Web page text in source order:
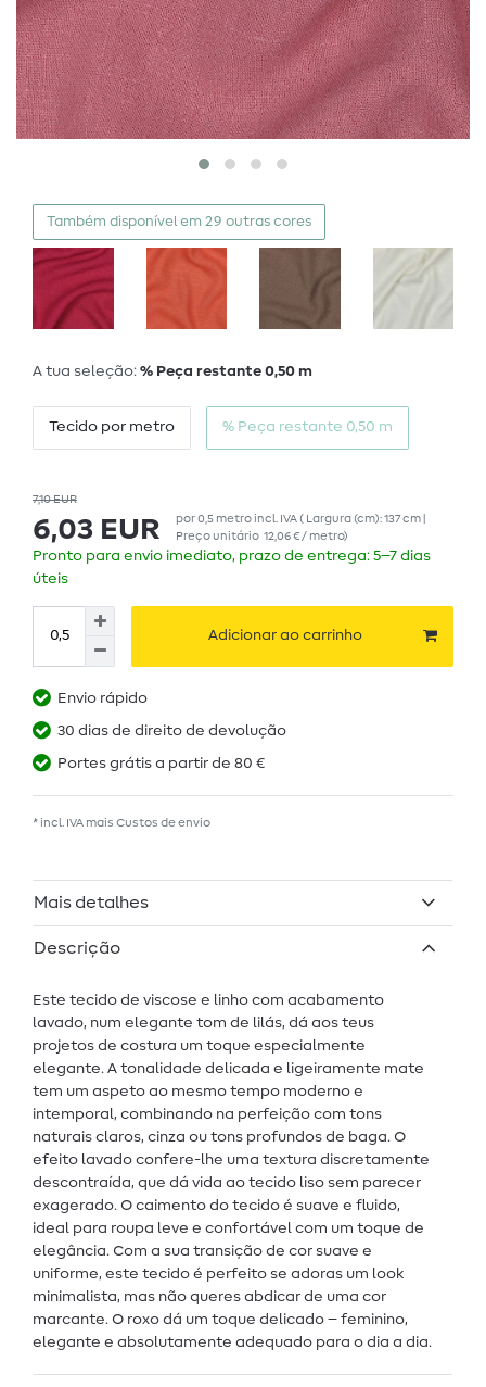
Também disponível em 29 outras cores
A tua seleção: % Peça restante 0,50 m
Tecido por metro % Peça restante 0,50 m
7,10 EUR
6,03 EUR por0,5 metroincl. IVA( Largura (cm): 137 cm |
Preço unitário 12,06 € / metro)
Pronto para envio imediato, prazo de entrega: 5–7 dias
úteis
Adicionar ao carrinho
Envio rápido
30 dias de direito de devolução
Portes grátis a partir de 80 €
* incl. IVA mais Custos de envio
Mais detalhes
Descrição
Este tecido de viscose e linho com acabamento
lavado, num elegante tom de lilás, dá aos teus
projetos de costura um toque especialmente
elegante. A tonalidade delicada e ligeiramente mate
tem um aspeto ao mesmo tempo moderno e
intemporal, combinando na perfeição com tons
naturais claros, cinza ou tons profundos de baga. O
efeito lavado confere-lhe uma textura discretamente
descontraída, que dá vida ao tecido liso sem parecer
exagerado. O caimento do tecido é suave e fluido,
ideal para roupa leve e confortável com um toque de
elegância. Com a sua transição de cor suave e
uniforme, este tecido é perfeito se adoras um look
minimalista, mas não queres abdicar de uma cor
marcante. O roxo dá um toque delicado – feminino,
elegante e absolutamente adequado para o dia a dia.